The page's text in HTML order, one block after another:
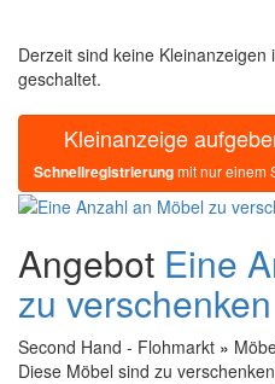
Derzeit sind keine Kleinanzeigen
geschaltet.
Kleinanzeige
Schnellregistrierungmit nur einem
Angebot Eine
zu verschenken
Second Hand - Flohmarkt »
Diese Möbel sind zu